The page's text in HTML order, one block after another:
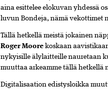
aina esittelee elokuvan yhdessä
luvun Bondeja, nämä vekottimet
Tällä hetkellä meistä jokainen
Roger Moore koskaan
nykyisille älylaitteille nauretaan
muuttaa arkeamme tällä hetkellä
Digitalisaation edistysloikka